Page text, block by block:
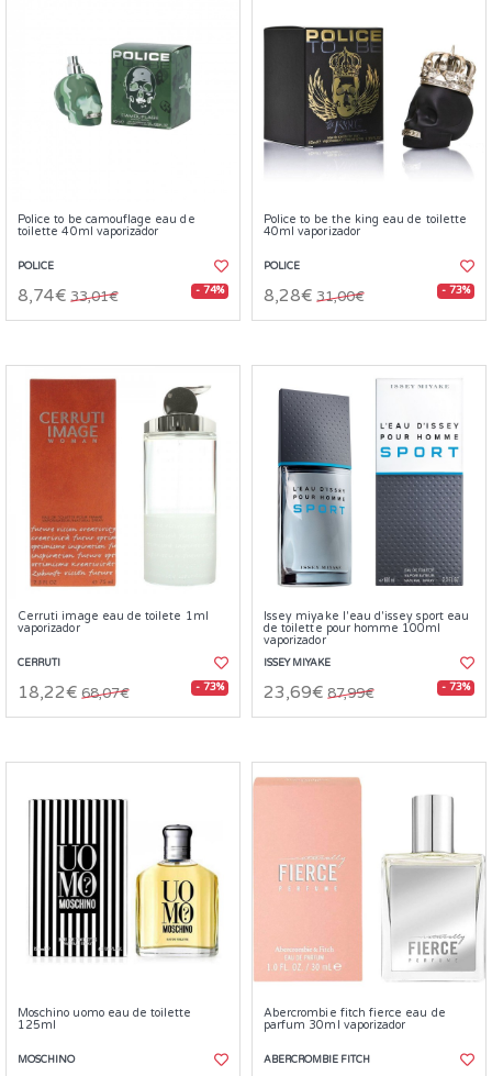
Police to be camouflage eau de
toilette 40ml vaporizador
POLICE
8,74€ 33,01€ - 74%
Police to be the king eau de toilette
40ml vaporizador
POLICE
8,28€ 31,00€ - 73%
Cerruti image eau de toilete 1ml
vaporizador
CERRUTI
18,22€ 68,07€ - 73%
Issey miyake l'eau d'issey sport eau
de toilette pour homme 100ml
vaporizador
ISSEY MIYAKE
23,69€ 87,99€ - 73%
Moschino uomo eau de toilette
125ml
MOSCHINO
Abercrombie fitch fierce eau de
parfum 30ml vaporizador
ABERCROMBIE FITCH